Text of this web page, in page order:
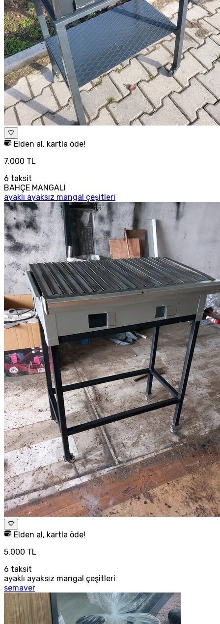
Elden al, kartla öde!
7.000 TL
6 taksit
BAHÇE MANGALI
ayaklı ayaksız mangal çeşitleri
Elden al, kartla öde!
5.000 TL
6 taksit
ayaklı ayaksız mangal çeşitleri
semaver